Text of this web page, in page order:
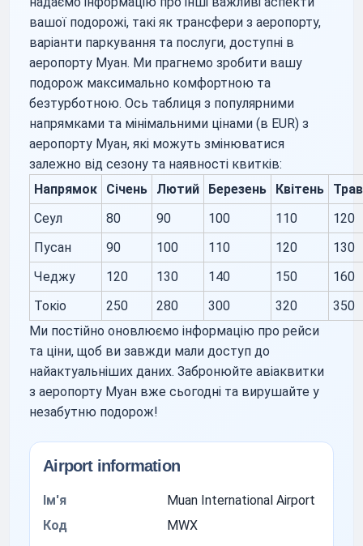
вашої подорожі, такі як трансфери з аеропорту,
варіанти паркування та послуги, доступні в
аеропорту Муан. Ми прагнемо зробити вашу
подорож максимально комфортною та
безтурботною. Ось таблиця з популярними
напрямками та мінімальними цінами (в EUR) з
аеропорту Муан, які можуть змінюватися
залежно від сезону та наявності квитків:
Напрямок
Січень Лютий Березень Квітень
Сеул
80 90 100 110
120
Пусан
90 100 110 120
130
Чеджу
120 130 140 150
160
Токіо
250 280 300 320
350
Ми постійно оновлюємо інформацію про рейси
та ціни, щоб ви завжди мали доступ до
найактуальніших даних. Забронюйте авіаквитки
з аеропорту Муан вже сьогодні та вирушайте у
незабутню подорож!
Airport information
Ім'я
Muan International Airport
Код
MWX